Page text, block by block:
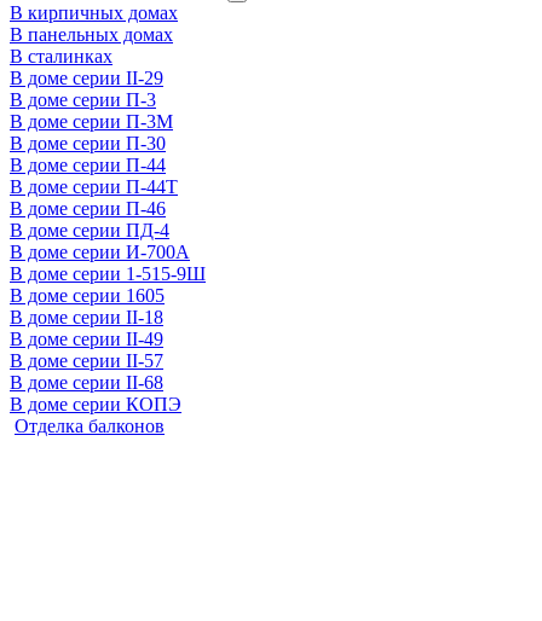
В кирпичных домах
В панельных домах
В сталинках
В доме серии II-29
В доме серии П-3
В доме серии П-3М
В доме серии П-30
В доме серии П-44
В доме серии П-44Т
В доме серии П-46
В доме серии ПД-4
В доме серии И-700А
В доме серии 1-515-9Ш
В доме серии 1605
В доме серии II-18
В доме серии II-49
В доме серии II-57
В доме серии II-68
В доме серии КОПЭ
Отделка балконов